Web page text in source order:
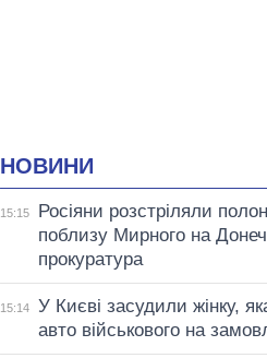
НОВИНИ
15:15
Росіяни розстріляли
поблизу Мирного на
прокуратура
15:14
У Києві засудили жінку,
авто військового на